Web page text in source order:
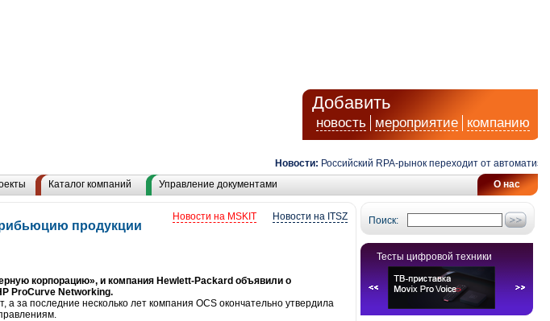
Добавить
новость мероприятие компанию
Новости: Российский RPA-рынок переходит от
О нас
Каталог компаний Управление документами
Поиск:
Тесты цифровой техники
Новости на ITSZ
Новости на MSKIT
продукции
корпорацию», и компания Hewlett-Packard объявили о
ProCurve Networking.
за последние несколько лет компания OCS окончательно утвердила